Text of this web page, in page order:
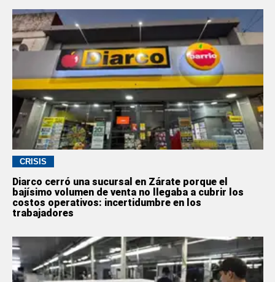
CRISIS
Diarco cerró una sucursal en Zárate porque el
bajísimo volumen de venta no llegaba a cubrir los
costos operativos: incertidumbre en los
trabajadores